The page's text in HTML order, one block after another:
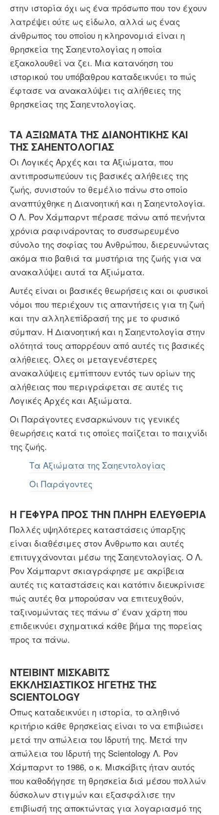
στην ιστορία όχι ως ένα πρόσωπο που τον έχουν
λατρέψει ούτε ως είδωλο, αλλά ως ένας
άνθρωπος του οποίου η κληρονομιά είναι η
θρησκεία της Σαηεντολογίας η οποία
εξακολουθεί να ζει. Μια κατανόηση του
ιστορικού του υπόβαθρου καταδεικνύει το πώς
έφτασε να ανακαλύψει τις αλήθειες της
θρησκείας της Σαηεντολογίας.
ΤΑ ΑΞΙΩΜΑΤΑ ΤΗΣ ΔΙΑΝΟΗΤΙΚΗΣ ΚΑΙ
ΤΗΣ ΣΑΗΕΝΤΟΛΟΓΙΑΣ
Οι Λογικές Αρχές και τα Αξιώματα, που
αντιπροσωπεύουν τις βασικές αλήθειες της
ζωής, συνιστούν το θεμέλιο πάνω στο οποίο
αναπτύχθηκε η Διανοητική και η Σαηεντολογία.
Ο Λ. Ρον Χάμπαρντ πέρασε πάνω από πενήντα
χρόνια ραφινάροντας το συσσωρευμένο
σύνολο της σοφίας του Ανθρώπου, διερευνώντας
ακόμα πιο βαθιά τα μυστήρια της ζωής για να
ανακαλύψει αυτά τα Αξιώματα.
Αυτές είναι οι βασικές θεωρήσεις και οι φυσικοί
νόμοι που περιέχουν τις απαντήσεις για τη ζωή
και την αλληλεπίδρασή της με το φυσικό
σύμπαν. Η Διανοητική και η Σαηεντολογία στην
ολότητά τους απορρέουν από αυτές τις βασικές
αλήθειες. Όλες οι μεταγενέστερες
ανακαλύψεις εμπίπτουν εντός των ορίων της
αλήθειας που περιγράφεται σε αυτές τις
Λογικές Αρχές και Αξιώματα.
Οι Παράγοντες ενσαρκώνουν τις γενικές
θεωρήσεις κατά τις οποίες παίζεται το παιχνίδι
της ζωής.
Τα Αξιώματα της Σαηεντολογίας
Οι Παράγοντες
Η ΓΕΦΥΡΑ ΠΡΟΣ ΤΗΝ ΠΛΗΡΗ ΕΛΕΥΘΕΡΙΑ
Πολλές υψηλότερες καταστάσεις ύπαρξης
είναι διαθέσιμες στον Άνθρωπο και αυτές
επιτυγχάνονται μέσω της Σαηεντολογίας. Ο Λ.
Ρον Χάμπαρντ σκιαγράφησε με ακρίβεια
αυτές τις καταστάσεις και κατόπιν διευκρίνισε
πώς αυτές θα μπορούσαν να επιτευχθούν,
ταξινομώντας τες πάνω σ’ έναν χάρτη που
επιδεικνύει σχηματικά κάθε βήμα της πορείας
προς τα πάνω.
ΝΤΕΪΒΙΝΤ ΜΙΣΚΑΒΙΤΣ
ΕΚΚΛΗΣΙΑΣΤΙΚΟΣ ΗΓΕΤΗΣ ΤΗΣ
SCIENTOLOGY
Όπως καταδεικνύει η ιστορία, το αληθινό
κριτήριο κάθε θρησκείας είναι το να επιβιώσει
μετά την απώλεια του Ιδρυτή της. Μετά την
απώλεια του Ιδρυτή της Scientology Λ. Ρον
Χάμπαρντ το 1986, ο κ. Μισκάβιτς ήταν αυτός
που καθοδήγησε τη θρησκεία διά μέσου πολλών
δύσκολων στιγμών και εξασφάλισε την
επιβίωσή της αποκτώντας για λογαριασμό της